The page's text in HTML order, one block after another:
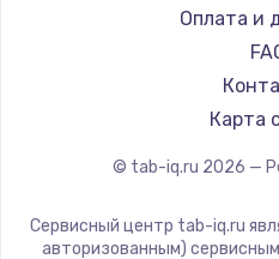
Оплата и
Карта
© tab-iq.ru 2026 —
Сервисный центр tab-iq.ru
авторизованным)